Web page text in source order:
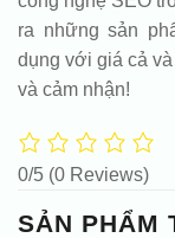
ra những sản
dụng với giá cả
và cảm nhận!
0/5 (0 Reviews)
SẢN PHẨM